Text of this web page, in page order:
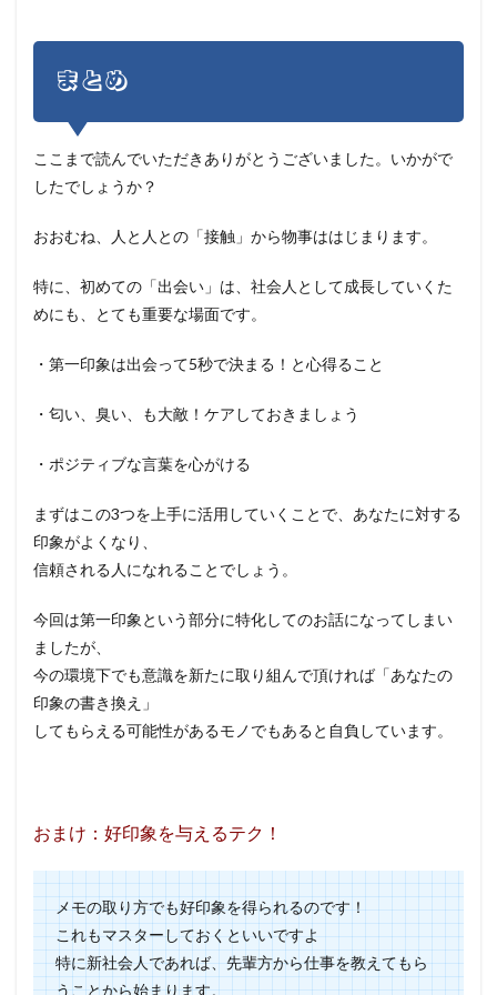
まとめ
ここまで読んでいただきありがとうございました。いかがで
したでしょうか？
おおむね、人と人との「接触」から物事ははじまります。
特に、初めての「出会い」は、社会人として成長していくた
めにも、とても重要な場面です。
・第一印象は出会って5秒で決まる！と心得ること
・匂い、臭い、も大敵！ケアしておきましょう
・ポジティブな言葉を心がける
まずはこの3つを上手に活用していくことで、あなたに対する
印象がよくなり、
信頼される人になれることでしょう。
今回は第一印象という部分に特化してのお話になってしまい
ましたが、
今の環境下でも意識を新たに取り組んで頂ければ「あなたの
印象の書き換え」
してもらえる可能性があるモノでもあると自負しています。
おまけ：好印象を与えるテク！
メモの取り方でも好印象を得られるのです！
これもマスターしておくといいですよ
特に新社会人であれば、先輩方から仕事を教えてもら
うことから始まります。